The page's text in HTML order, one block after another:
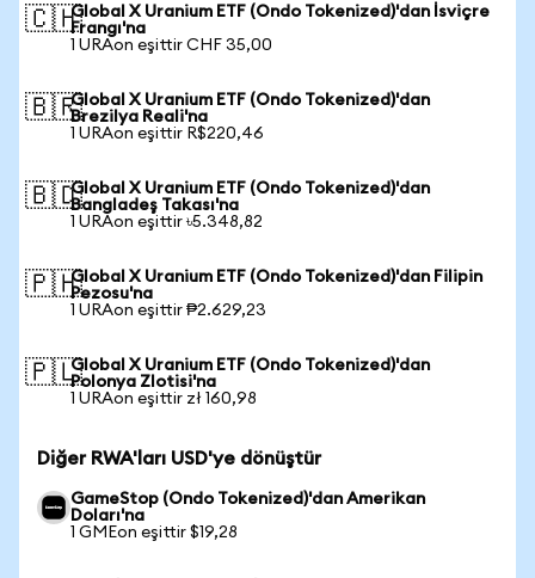
🇨🇭Global X Uranium ETF (Ondo Tokenized)'dan İsviçre
Frangı'na
1 URAon eşittir CHF 35,00
🇧🇷Global X Uranium ETF (Ondo Tokenized)'dan
Brezilya Reali'na
1 URAon eşittir R$220,46
🇧🇩Global X Uranium ETF (Ondo Tokenized)'dan
Bangladeş Takası'na
1 URAon eşittir ৳5.348,82
🇵🇭Global X Uranium ETF (Ondo Tokenized)'dan Filipin
Pezosu'na
1 URAon eşittir ₱2.629,23
🇵🇱Global X Uranium ETF (Ondo Tokenized)'dan
Polonya Zlotisi'na
1 URAon eşittir zł 160,98
Diğer RWA'ları USD'ye dönüştür
GameStop (Ondo Tokenized)'dan Amerikan
Doları'na
1 GMEon eşittir $19,28